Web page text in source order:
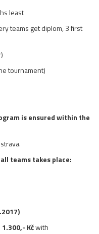
least
teams get diplom, 3 first
tournament)
is ensured within the
teams takes place:
1.300,- Kčwith